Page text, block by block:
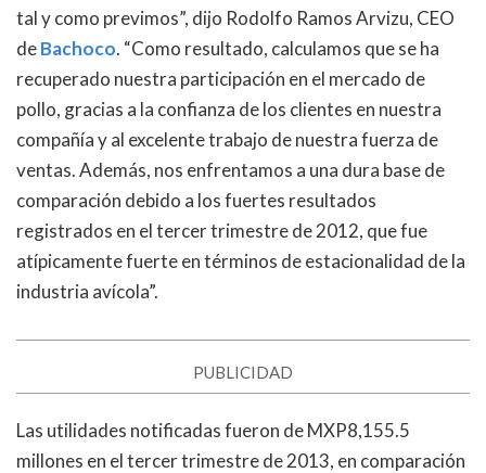
tal y como previmos”, dijo Rodolfo Ramos Arvizu, CEO
deBachoco. “Como resultado, calculamos que se ha
recuperado nuestra participación en el mercado de
pollo, gracias a la confianza de los clientes en nuestra
compañía y al excelente trabajo de nuestra fuerza de
ventas. Además, nos enfrentamos a una dura base de
comparación debido a los fuertes resultados
registrados en el tercer trimestre de 2012, que fue
atípicamente fuerte en términos de estacionalidad de la
industria avícola”.
PUBLICIDAD
Las utilidades notificadas fueron de MXP8,155.5
millones en el tercer trimestre de 2013, en comparación